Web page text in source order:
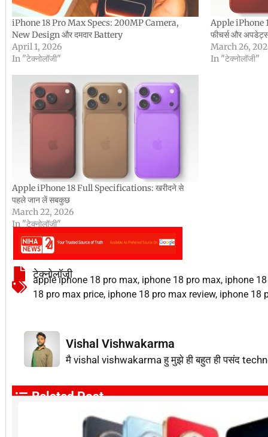
iPhone 18 Pro Max Specs: 200MP Camera,
New Design और दमदार Battery
April 1, 2026
In "टेक्नोलॉजी"
Apple iPhone
फीचर्स और
March 26,
In "टेक्नोलॉजी"
Apple iPhone 18 Full Specifications: खरीदने से
पहले जान लें सबकुछ
March 22, 2026
In "टेक्नोलॉजी"
टेक्नोलॉजी
apple iphone 18 pro max, iphone 18 pro max, iphone
18 pro max price, iphone 18 pro max review, iphone 18
Vishal Vishwakarma
मै vishal vishwakarma हु मुझे ही बहुत ही पसंद
Related Post